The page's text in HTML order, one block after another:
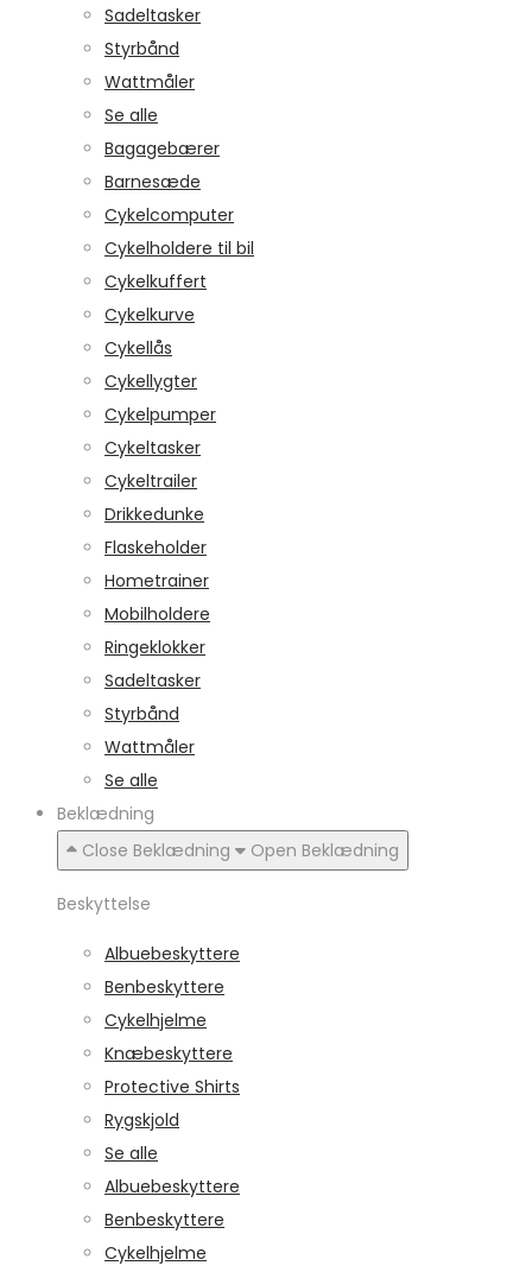
Sadeltasker
Styrbånd
Wattmåler
Se alle
Bagagebærer
Barnesæde
Cykelcomputer
Cykelholdere til bil
Cykelkuffert
Cykelkurve
Cykellås
Cykellygter
Cykelpumper
Cykeltasker
Cykeltrailer
Drikkedunke
Flaskeholder
Hometrainer
Mobilholdere
Ringeklokker
Sadeltasker
Styrbånd
Wattmåler
Se alle
Beklædning
Close Beklædning
Open Beklædning
Beskyttelse
Albuebeskyttere
Benbeskyttere
Cykelhjelme
Knæbeskyttere
Protective Shirts
Rygskjold
Se alle
Albuebeskyttere
Benbeskyttere
Cykelhjelme